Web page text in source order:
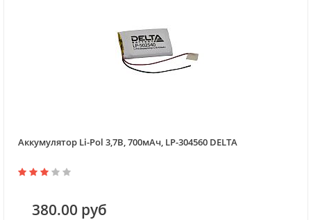
Аккумулятор Li-Pol 3,7В, 700мАч, LP-304560 DELTA
380.00 руб